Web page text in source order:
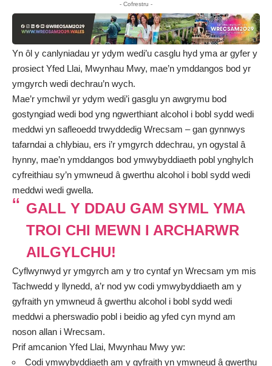
- Cofrestru -
Yn ôl y canlyniadau yr ydym wedi’u casglu hyd yma ar gyfer y
prosiect Yfed Llai, Mwynhau Mwy, mae’n ymddangos bod yr
ymgyrch wedi dechrau’n wych.
Mae’r ymchwil yr ydym wedi’i gasglu yn awgrymu bod
gostyngiad wedi bod yng ngwerthiant alcohol i bobl sydd wedi
meddwi yn safleoedd trwyddedig Wrecsam – gan gynnwys
tafarndai a chlybiau, ers i’r ymgyrch ddechrau, yn ogystal â
hynny, mae’n ymddangos bod ymwybyddiaeth pobl ynghylch
cyfreithiau sy’n ymwneud â gwerthu alcohol i bobl sydd wedi
meddwi wedi gwella.
GALL Y DDAU GAM SYML YMA
TROI CHI MEWN I ARCHARWR
AILGYLCHU!
Cyflwynwyd yr ymgyrch am y tro cyntaf yn Wrecsam ym mis
Tachwedd y llynedd, a’r nod yw codi ymwybyddiaeth am y
gyfraith yn ymwneud â gwerthu alcohol i bobl sydd wedi
meddwi a pherswadio pobl i beidio ag yfed cyn mynd am
noson allan i Wrecsam.
Prif amcanion Yfed Llai, Mwynhau Mwy yw:
Codi ymwybyddiaeth am y gyfraith yn ymwneud â gwerthu